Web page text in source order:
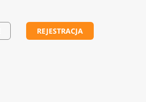
REJESTRACJA